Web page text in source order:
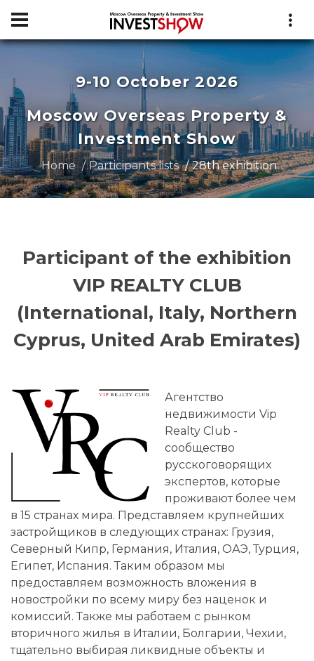
9-10 October 2026
Moscow Overseas Property &
Investment Show
Home Participants lists 28th exhibition
Participant of the exhibition
VIP REALTY CLUB
(International, Italy, Northern
Cyprus, United Arab Emirates)
Агентство
недвижимости Vip
Realty Club -
сообщество
русскоговорящих
экспертов, которые
проживают более чем
в 15 странах мира. Представляем крупнейших
застройщиков в следующих странах: Грузия,
Северный Кипр, Германия, Италия, ОАЭ, Турция,
Египет, Испания. Таким образом мы
предоставляем возможность вложения в
новостройки по всему миру без наценок и
комиссий. Также мы работаем с рынком
вторичного жилья в Италии, Болгарии, Чехии,
тщательно выбирая ликвидные объекты и